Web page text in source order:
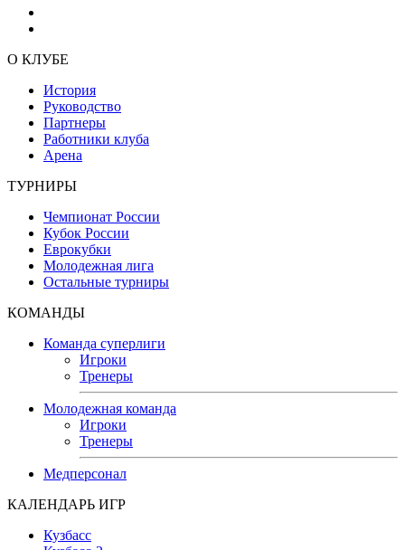
О КЛУБЕ
История
Руководство
Партнеры
Работники клуба
Арена
ТУРНИРЫ
Чемпионат России
Кубок России
Еврокубки
Молодежная лига
Остальные турниры
КОМАНДЫ
Команда суперлиги
Игроки
Тренеры
Молодежная команда
Игроки
Тренеры
Медперсонал
КАЛЕНДАРЬ ИГР
Кузбасс